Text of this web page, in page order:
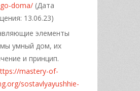
doma/ (Дата
13.06.23)
элементы
умный дом, их
и принцип.
mastery-of-
sostavlyayushhie-